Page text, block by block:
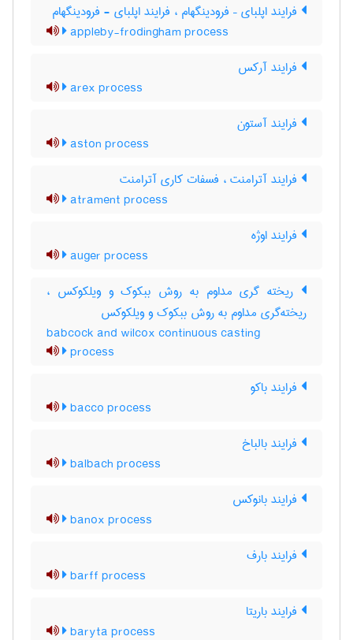
فرایند اپلبای – فرودینگهام ، فرایند اپلبای - فرودینگهام
appleby-frodingham process
فرایند آرکس
arex process
فرایند آستون
aston process
فرایند آترامنت ، فسفات کاری آترامنت
atrament process
فرایند اوژه
auger process
ریخته گری مداوم به روش ببکوک و ویلکوکس ،
ریخته‌گری مداوم به روش ببکوک و ویلکوکس
babcock and wilcox continuous casting
process
فرایند باکو
bacco process
فرایند بالباخ
balbach process
فرایند بانوکس
banox process
فرایند بارف
barff process
فرایند باریتا
baryta process